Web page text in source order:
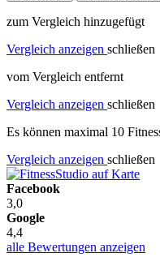
zum Vergleich hinzugefügt
Vergleich anzeigen schließen
vom Vergleich entfernt
Vergleich anzeigen schließen
Es können maximal 10
Vergleich anzeigen schließen
Facebook
3,0
Google
4,4
alle Bewertungen anzeigen